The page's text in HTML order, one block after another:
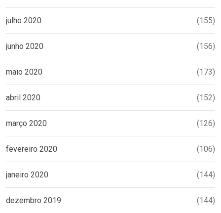
julho 2020 (155)
junho 2020 (156)
maio 2020 (173)
abril 2020 (152)
março 2020 (126)
fevereiro 2020 (106)
janeiro 2020 (144)
dezembro 2019 (144)